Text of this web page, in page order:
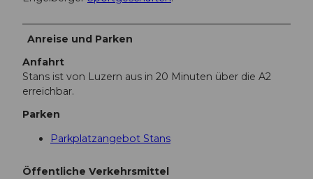
Anreise und Parken
Anfahrt
Stans ist von Luzern aus in 20 Minuten über die A2
erreichbar.
Parken
Parkplatzangebot Stans
Öffentliche Verkehrsmittel